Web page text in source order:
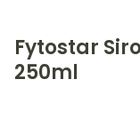
Fytostar
250ml